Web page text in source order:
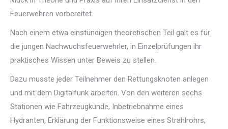
Feuerwehren vorbereitet.
Nach einem etwa einstündigen theoretischen Teil galt es für
die jungen Nachwuchsfeuerwehrler, in Einzelprüfungen ihr
praktisches Wissen unter Beweis zu stellen.
Dazu musste jeder Teilnehmer den Rettungsknoten anlegen
und mit dem Digitalfunk arbeiten. Von den weiteren sechs
Stationen wie Fahrzeugkunde, Inbetriebnahme eines
Hydranten, Erklärung der Funktionsweise eines Strahlrohrs,